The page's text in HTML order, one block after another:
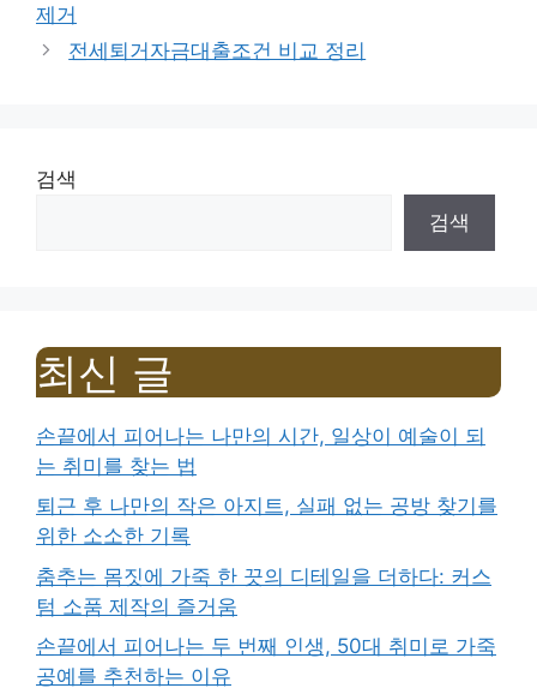
제거
전세퇴거자금대출조건 비교 정리
검색
검색
최신 글
손끝에서 피어나는 나만의 시간, 일상이 예술이 되
는 취미를 찾는 법
퇴근 후 나만의 작은 아지트, 실패 없는 공방 찾기를
위한 소소한 기록
춤추는 몸짓에 가죽 한 끗의 디테일을 더하다: 커스
텀 소품 제작의 즐거움
손끝에서 피어나는 두 번째 인생, 50대 취미로 가죽
공예를 추천하는 이유